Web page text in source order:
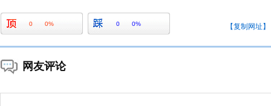
0 0% 0 0% 【复制网址】
网友评论